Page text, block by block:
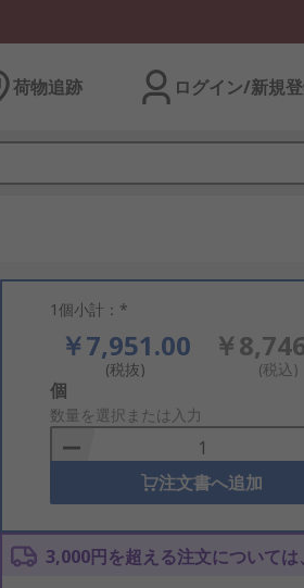
荷物追跡 ログイン/新規
1個小計：*
￥7,951.00
(税抜)
￥
(税込)
Add
to
Basket
個
数量を選択または入力
注文書へ追加
3,000円を超える注文については